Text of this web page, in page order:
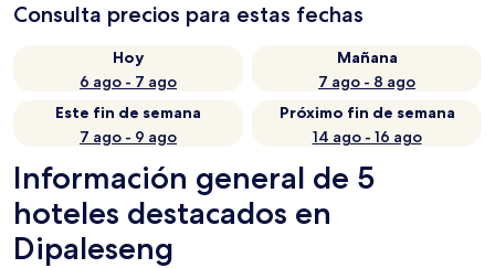
Consulta precios para estas fechas
Hoy
6 ago - 7 ago
Mañana
7 ago - 8 ago
Este fin de semana
7 ago - 9 ago
Próximo fin de semana
14 ago - 16 ago
Información general de 5
hoteles destacados en
Dipaleseng